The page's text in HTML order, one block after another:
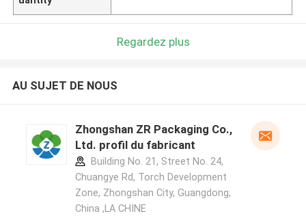
Regardez plus
AU SUJET DE NOUS
Zhongshan ZR Packaging Co.,
Ltd. profil du fabricant
Building No. 21, Street No. 24,
Chuangye Rd, Torch Development
Zone, Zhongshan City, Guangdong,
China ,LA CHINE